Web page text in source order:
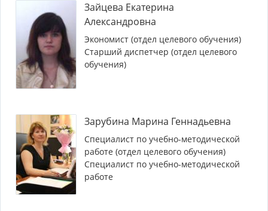
Зайцева Екатерина
Александровна
Экономист (отдел целевого обучения)
Старший диспетчер (отдел целевого
обучения)
Зарубина Марина Геннадьевна
Специалист по учебно-методической
работе (отдел целевого обучения)
Специалист по учебно-методической
работе